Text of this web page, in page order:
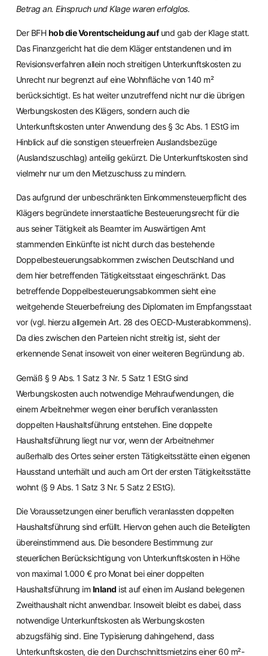
Betrag an. Einspruch und Klage waren erfolglos.
Der BFHhob die Vorentscheidung aufund gab der Klage statt.
Das Finanzgericht hat die dem Kläger entstandenen und im
Revisionsverfahren allein noch streitigen Unterkunftskosten zu
Unrecht nur begrenzt auf eine Wohnfläche von 140 m²
berücksichtigt. Es hat weiter unzutreffend nicht nur die übrigen
Werbungskosten des Klägers, sondern auch die
Unterkunftskosten unter Anwendung des § 3c Abs. 1 EStG im
Hinblick auf die sonstigen steuerfreien Auslandsbezüge
(Auslandszuschlag) anteilig gekürzt. Die Unterkunftskosten sind
vielmehr nur um den Mietzuschuss zu mindern.
Das aufgrund der unbeschränkten Einkommensteuerpflicht des
Klägers begründete innerstaatliche Besteuerungsrecht für die
aus seiner Tätigkeit als Beamter im Auswärtigen Amt
stammenden Einkünfte ist nicht durch das bestehende
Doppelbesteuerungsabkommen zwischen Deutschland und
dem hier betreffenden Tätigkeitsstaat eingeschränkt. Das
betreffende Doppelbesteuerungsabkommen sieht eine
weitgehende Steuerbefreiung des Diplomaten im Empfangsstaat
vor (vgl. hierzu allgemein Art. 28 des OECD-Musterabkommens).
Da dies zwischen den Parteien nicht streitig ist, sieht der
erkennende Senat insoweit von einer weiteren Begründung ab.
Gemäß § 9 Abs. 1 Satz 3 Nr. 5 Satz 1 EStG sind
Werbungskosten auch notwendige Mehraufwendungen, die
einem Arbeitnehmer wegen einer beruflich veranlassten
doppelten Haushaltsführung entstehen. Eine doppelte
Haushaltsführung liegt nur vor, wenn der Arbeitnehmer
außerhalb des Ortes seiner ersten Tätigkeitsstätte einen eigenen
Hausstand unterhält und auch am Ort der ersten Tätigkeitsstätte
wohnt (§ 9 Abs. 1 Satz 3 Nr. 5 Satz 2 EStG).
Die Voraussetzungen einer beruflich veranlassten doppelten
Haushaltsführung sind erfüllt. Hiervon gehen auch die Beteiligten
übereinstimmend aus. Die besondere Bestimmung zur
steuerlichen Berücksichtigung von Unterkunftskosten in Höhe
von maximal 1.000 € pro Monat bei einer doppelten
Haushaltsführung im Inland ist auf einen im Ausland belegenen
Zweithaushalt nicht anwendbar. Insoweit bleibt es dabei, dass
notwendige Unterkunftskosten als Werbungskosten
abzugsfähig sind. Eine Typisierung dahingehend, dass
Unterkunftskosten, die den Durchschnittsmietzins einer 60 m²-